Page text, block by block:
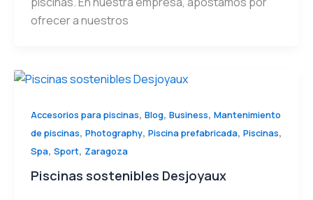
ofrecer a nuestros
Accesorios para piscinas, Blog, Business, Mantenimiento
de piscinas, Photography, Piscina prefabricada, Piscinas,
Spa, Sport, Zaragoza
Piscinas sostenibles Desjoyaux